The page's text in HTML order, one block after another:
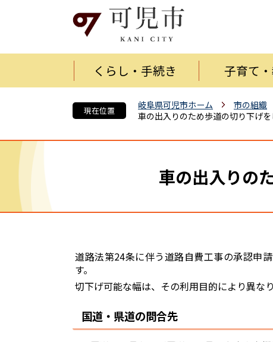
くらし・手続き 子育て
現在位置 岐阜県可児市ホーム 市の組織
車の出入りのため歩道の切り下げを
車の出入りの
道路法第24条に伴う道路自費工事の承認申
す。
切下げ可能な幅は、その利用目的により異な
国道・県道の問合先